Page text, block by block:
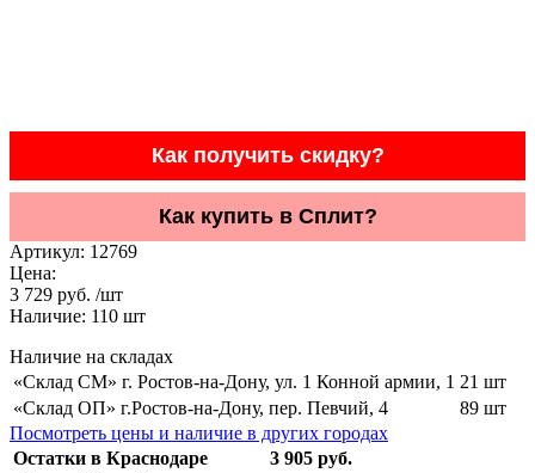
Как получить скидку?
Как купить в Сплит?
Артикул: 12769
Цена:
3 729 руб. /шт
Наличие: 110 шт
Наличие на складах
«Склад СМ» г. Ростов-на-Дону, ул. 1 Конной армии, 1 21 шт
«Склад ОП» г.Ростов-на-Дону, пер. Певчий, 4
89 шт
Посмотреть цены и наличие в других городах
Остатки в Краснодаре
3 905 руб.